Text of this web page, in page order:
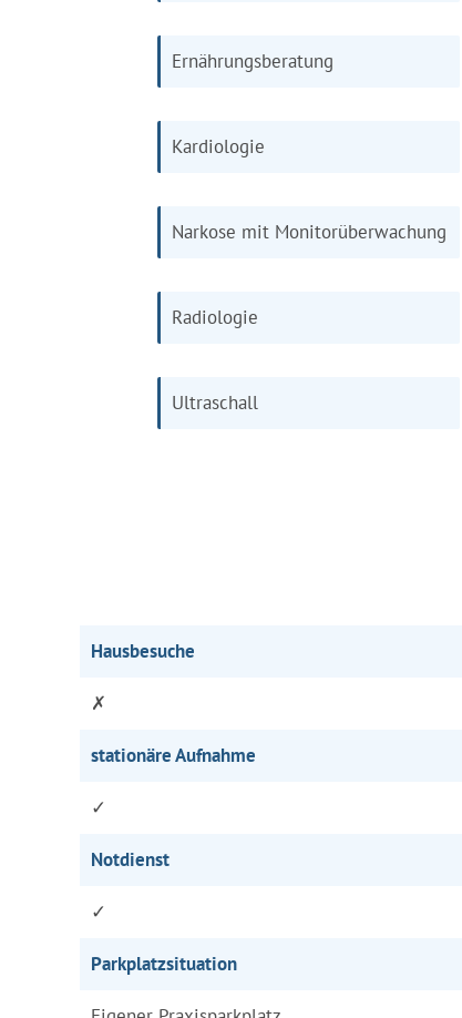
Ernährungsberatung
Kardiologie
Narkose mit Monitorüberwachung
Radiologie
Ultraschall
Hausbesuche
✗
stationäre Aufnahme
✓
Notdienst
✓
Parkplatzsituation